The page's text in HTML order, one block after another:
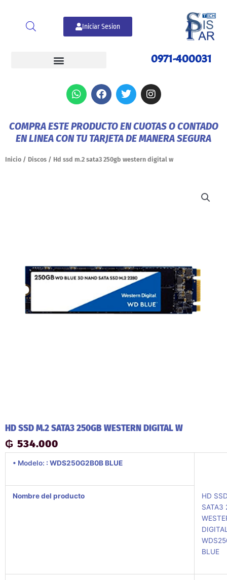
contenido
Iniciar Sesion
0971-400031
W
h
s
a
p
F
a
b
o
k
T
w
t
e
I
n
a
g
a
COMPRA ESTE PRODUCTO EN CUOTAS O CONTADO
EN LINEA CON TU TARJETA DE MANERA SEGURA
Inicio / Discos / Hd ssd m.2 sata3 250gb western digital w
HD SSD M.2 SATA3 250GB WESTERN DIGITAL W
₲ 534.000
• Modelo: : WDS250G2B0B BLUE
Nombre del producto
HD
SATA3
BLUE